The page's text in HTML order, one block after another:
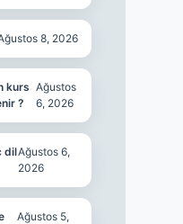
8, 2026
kurs
?
Ağustos
6, 2026
dilAğustos 6,
2026
Ağustos 5,